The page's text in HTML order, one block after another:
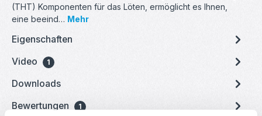
(THT) Komponenten für das Löten, ermöglicht es Ihnen,
eine beeind… Mehr
Eigenschaften
Video
1
Downloads
Bewertungen
1